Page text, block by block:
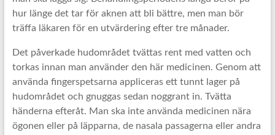
hur länge det tar för aknen att bli bättre, men man bör
träffa läkaren för en utvärdering efter tre månader.
Det påverkade hudområdet tvättas rent med vatten och
torkas innan man använder den här medicinen. Genom att
använda fingerspetsarna appliceras ett tunnt lager på
hudområdet och gnuggas sedan noggrant in. Tvätta
händerna efteråt. Man ska inte använda medicinen nära
ögonen eller på läpparna, de nasala passagerna eller andra